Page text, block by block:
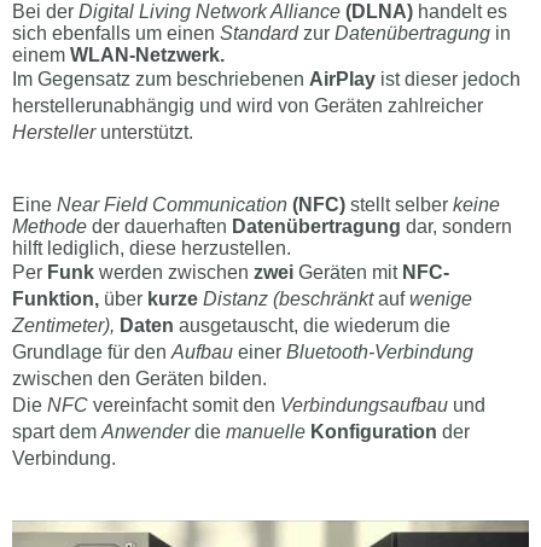
Bei der Digital Living Network Alliance (DLNA) handelt es
sich ebenfalls um einen Standardzur Datenübertragung in
einem WLAN-Netzwerk.
Im Gegensatz zum beschriebenen AirPlay ist dieser jedoch
herstellerunabhängig und wird von Geräten zahlreicher
Herstellerunterstützt.
Eine Near Field Communication (NFC) stellt selber keine
Methode der dauerhaften Datenübertragung dar, sondern
hilft lediglich, diese herzustellen.
Per Funk werden zwischen zwei Geräten mit NFC-
Funktion, über kurze Distanz (beschränktaufwenige
Zentimeter), Daten ausgetauscht, die wiederum die
Grundlage für den Aufbau einer Bluetooth-Verbindung
zwischen den Geräten bilden.
Die NFC vereinfacht somit den Verbindungsaufbau und
spart dem Anwenderdie manuelle Konfiguration der
Verbindung.